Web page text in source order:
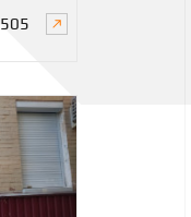
505